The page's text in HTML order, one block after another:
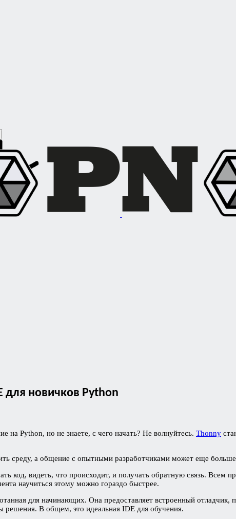
для новичков Python
на Python, но не знаете, с чего начать? Не волнуйтесь. Thonny
среду, а общение с опытными разработчиками может еще
код, видеть, что происходит, и получать обратную связь. Всем
научиться этому можно гораздо быстрее.
для начинающих. Она предоставляет встроенный
решения. В общем, это идеальная IDE для обучения.